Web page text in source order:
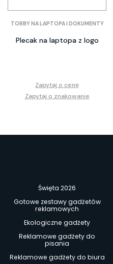
TORBY NA LAPTOPA I DOKUMENTY
Plecak na laptopa z logo
Zapytaj o cenę
Zapytaj o znakowanie
Święta 2026
Gotowe zestawy gadżetów
reklamowych
Ekologiczne gadżety
Reklamowe gadżety do
pisania
Reklamowe gadżety do biura